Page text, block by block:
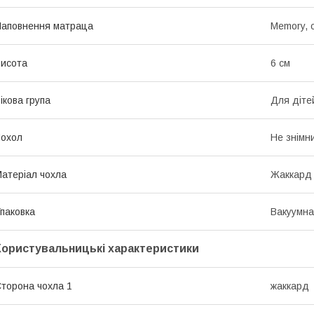
матраца Memory,
6 см
група Для
Не
чохла Жаккард
Вакуумна
характеристики
чохла 1 жаккард